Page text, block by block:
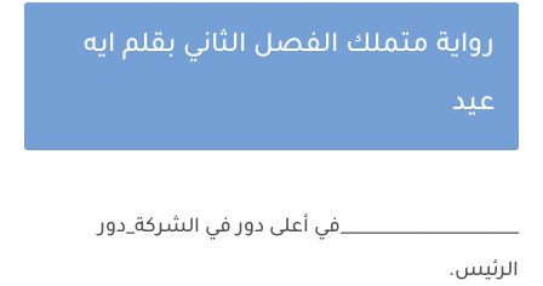
رواية متملك الفصل الثاني بقلم ايه
عيد
_____________________في أعلى دور في الشركة_دور
الرئيس.